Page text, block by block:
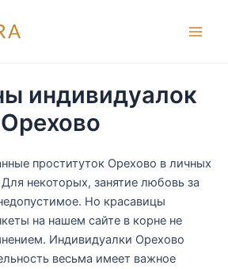
индивидуалок
Орехово
проституток Орехово в личных
Для некоторых, занятие любовь за
Но красавицы
на нашем сайте в корне не
Индивидуалки Орехово
весьма имеет важное